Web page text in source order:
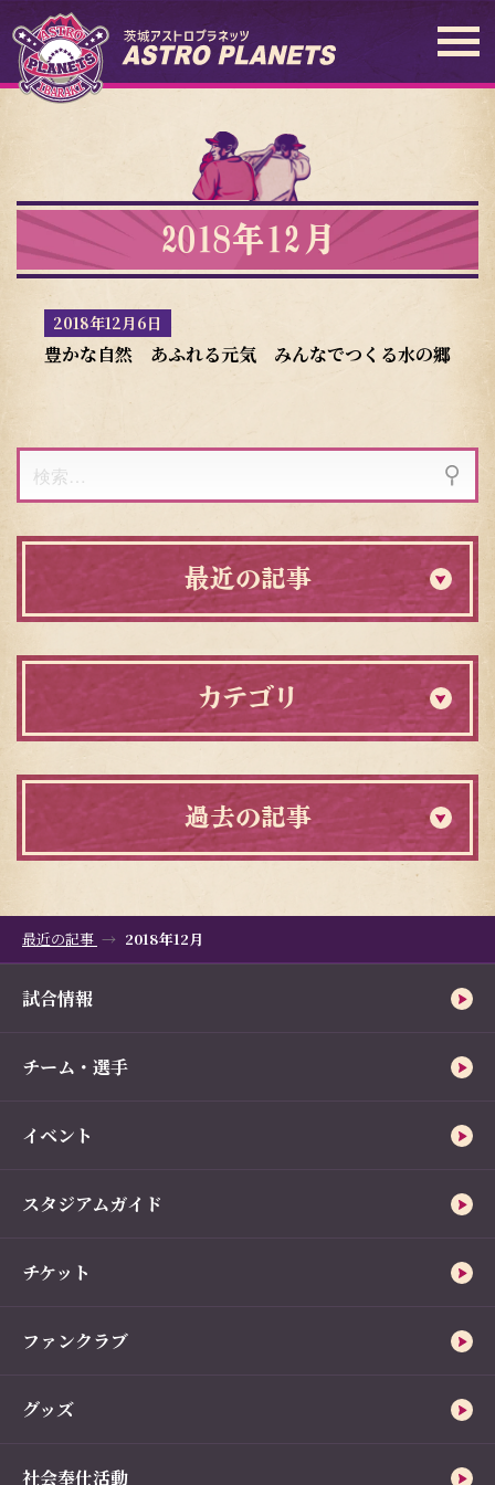
2018年12月
2018年12月6日
豊かな自然 あふれる元気 みんなでつくる水の郷「潮
索:
最近の記事
カテゴリ
過去の記事
最近の記事 2018年12月
試合情報
チーム・選手
イベント
スタジアムガイド
チケット
ファンクラブ
グッズ
社会奉仕活動